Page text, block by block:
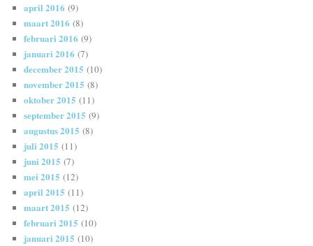
april 2016 (9)
maart 2016 (8)
februari 2016 (9)
januari 2016 (7)
december 2015 (10)
november 2015 (8)
oktober 2015 (11)
september 2015 (9)
augustus 2015 (8)
juli 2015 (11)
juni 2015 (7)
mei 2015 (12)
april 2015 (11)
maart 2015 (12)
februari 2015 (10)
januari 2015 (10)